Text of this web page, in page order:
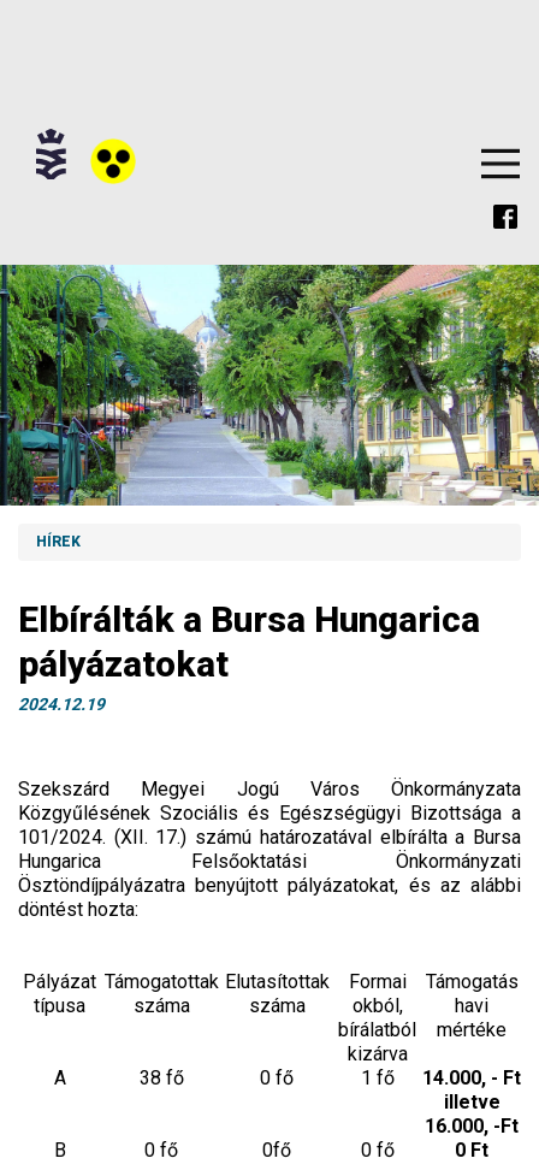
HÍREK
Elbírálták a Bursa Hungarica
pályázatokat
2024.12.19
Szekszárd Megyei Jogú Város Önkormányzata
Közgyűlésének Szociális és Egészségügyi Bizottsága a
101/2024. (XII. 17.) számú határozatával elbírálta a Bursa
Hungarica Felsőoktatási Önkormányzati
Ösztöndíjpályázatra benyújtott pályázatokat, és az alábbi
döntést hozta:
Pályázat
típusa
Támogatottak
száma
Elutasítottak
száma
Formai
okból,
bírálatból
kizárva
Támogatás
havi
mértéke
A 38 fő 0 fő 1 fő
14.000, - Ft
illetve
16.000, -Ft
B
0 fő 0fő 0 fő 0 Ft